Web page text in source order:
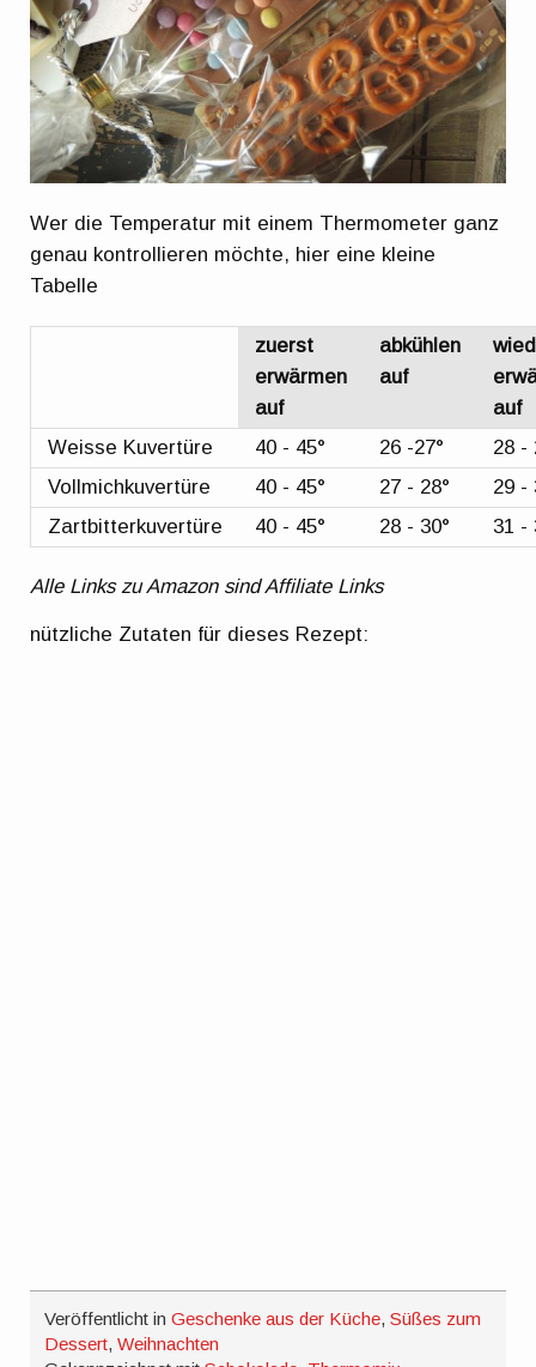
Wer die Temperatur mit einem Thermometer ganz
genau kontrollieren möchte, hier eine kleine
Tabelle
zuerst
erwärmen
auf
abkühlen
auf
auf
Weisse Kuvertüre
40 - 45° 26 -27°
28 -
Vollmichkuvertüre
40 - 45° 27 - 28°
29 -
Zartbitterkuvertüre
40 - 45° 28 - 30° 31 -
Alle Links zu Amazon sind Affiliate Links
nützliche Zutaten für dieses Rezept:
Veröffentlicht inGeschenke aus der Küche,Süßes zum
Dessert,Weihnachten